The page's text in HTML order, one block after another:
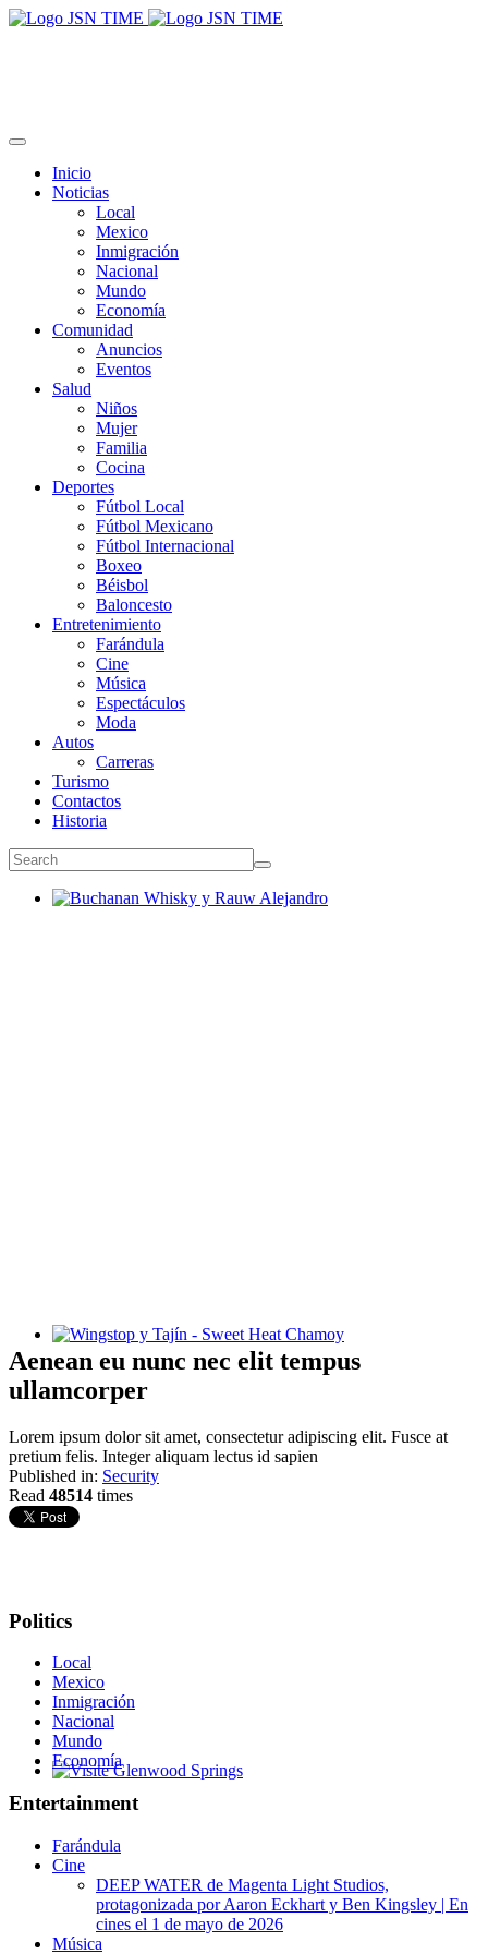
Inicio
Noticias
Local
Mexico
Inmigración
Nacional
Mundo
Economía
Comunidad
Anuncios
Eventos
Salud
Niños
Mujer
Familia
Cocina
Deportes
Fútbol Local
Fútbol Mexicano
Fútbol Internacional
Boxeo
Béisbol
Baloncesto
Entretenimiento
Farándula
Cine
Música
Espectáculos
Moda
Autos
Carreras
Turismo
Contactos
Historia
Wingstop y Tajín - Sweet Heat Chamoy
Aenean eu nunc nec elit tempus
ullamcorper
Lorem ipsum dolor sit amet, consectetur adipiscing elit. Fusce at
pretium felis. Integer aliquam lectus id sapien
Published in: Security
Read 48514 times
Politics
Local
Mexico
Inmigración
Nacional
Mundo
Economía
Entertainment
Farándula
Cine
DEEP WATER de Magenta Light Studios,
protagonizada por Aaron Eckhart y Ben Kingsley | En
cines el 1 de mayo de 2026
Música